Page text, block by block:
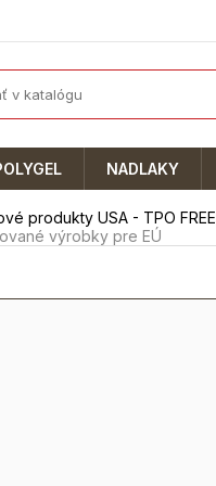
NADLAKY
produkty USA - TPO FREE
výrobky pre EÚ